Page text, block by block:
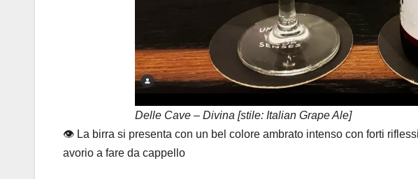
Delle Cave – Divina [stile: Italian Grape Ale]
👁️ La birra si presenta con un bel colore ambrato intenso con forti
avorio a fare da cappello